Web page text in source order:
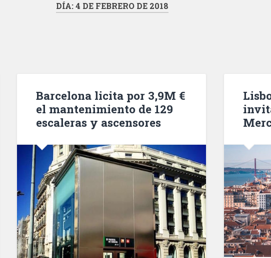
DÍA:4 DE FEBRERO DE 2018
Barcelona licita por 3,9M €
el mantenimiento de 129
escaleras y ascensores